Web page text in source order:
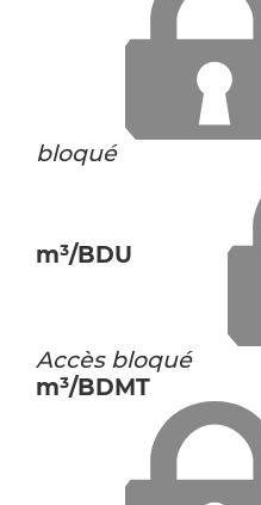
bloqué
m³/BDU
Accès bloqué
m³/BDMT